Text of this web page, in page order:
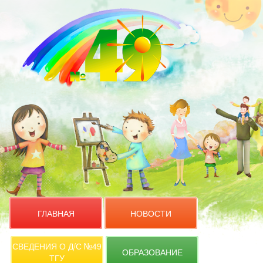
ГЛАВНАЯ НОВОСТИ
СВЕДЕНИЯ О Д/С №49
ТГУ
ОБРАЗОВАНИЕ